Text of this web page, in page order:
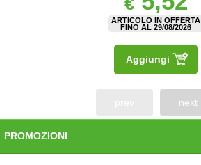
ARTICOLO IN OFFERTA
FINO AL 29/08/2026
Aggiungi
next
PROMOZIONI